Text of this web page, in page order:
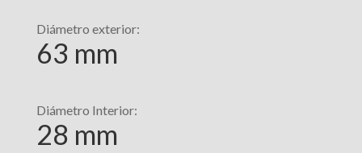
Diámetro exterior:
63 mm
Diámetro Interior:
28 mm